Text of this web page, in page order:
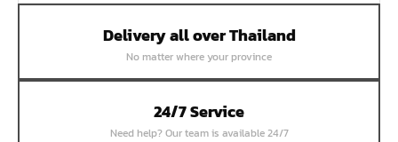
หน้าแปลนเชื่อมบอด SUS304 JEF 10K FF
หน้าแปลนเชื่อมบอด SUS304 JEF 5K FF
หน้าแปลนเชื่อมบอด SUS304 JEF 150P RF
หน้าแปลนสลิปออน SUS304 JEF 300P SORF
Delivery all over Thailand
No matter where your province
24/7 Service
Need help? Our team is available 24/7